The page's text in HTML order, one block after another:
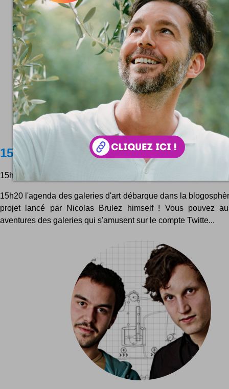
15h20
15h20 c'est un blog et surtout un agenda : c'est d'ailleurs
15h20 l'agenda des galeries d'art débarque dans la
projet lancé par Nicolas Brulez himself ! Vous pouvez
aventures des galeries qui s'amusent sur le compte Twitte...